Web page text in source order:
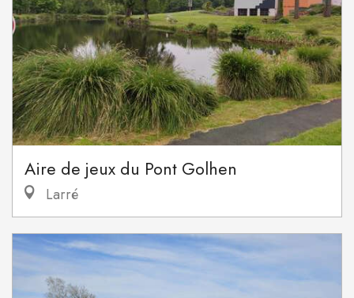
Aire de jeux du Pont Golhen
Larré